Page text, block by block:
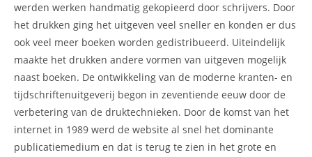
werden werken handmatig gekopieerd door schrijvers. Door
het drukken ging het uitgeven veel sneller en konden er dus
ook veel meer boeken worden gedistribueerd. Uiteindelijk
maakte het drukken andere vormen van uitgeven mogelijk
naast boeken. De ontwikkeling van de moderne kranten- en
tijdschriftenuitgeverij begon in zeventiende eeuw door de
verbetering van de druktechnieken. Door de komst van het
internet in 1989 werd de website al snel het dominante
publicatiemedium en dat is terug te zien in het grote en